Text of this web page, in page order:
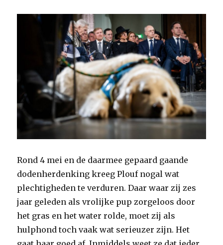
Rond 4 mei en de daarmee gepaard gaande
dodenherdenking kreeg Plouf nogal wat
plechtigheden te verduren. Daar waar zij zes
jaar geleden als vrolijke pup zorgeloos door
het gras en het water rolde, moet zij als
hulphond toch vaak wat serieuzer zijn. Het